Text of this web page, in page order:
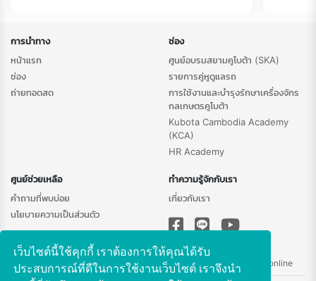
เว็บไซต์นี้ใช้คุกกี้ เราต้องการให้คุณได้รับ
ประสบการณ์ที่ดีในการใช้งานเว็บไซต์ เราจึงนำ
การนำทาง
หน้าแรก
ช่อง
ถ่ายทอดสด
ช่อง
ศูนย์อบรมสยามคูโบต้า (SKA)
รายการคู่หูดูแลรถ
การใช้งานและบำรุงรักษาเครื่องจักร
กลเกษตรคูโบต้า
Kubota Cambodia Academy
(KCA)
HR Academy
ศูนย์ช่วยเหลือ
คำถามที่พบบ่อย
นโยบายความเป็นส่วนตัว
ทำความรู้จักกับเรา
เกี่ยวกับเรา
ติดต่อสอบถามข้อมูลเพิ่มเติม - chantima.mi@kubota.com| Line@: skaonline